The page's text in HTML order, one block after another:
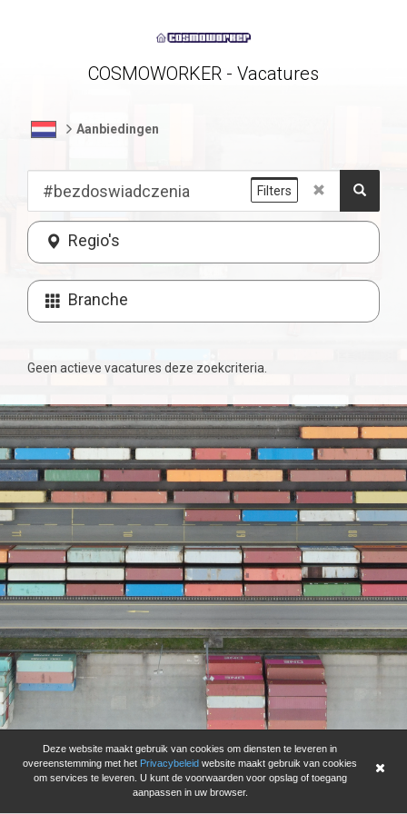
Deze website maakt gebruik van cookies om diensten te leveren in
overeenstemming met het Privacybeleid website maakt gebruik van cookies
om services te leveren. U kunt de voorwaarden voor opslag of toegang
aanpassen in uw browser.
COSMOWORKER - Vacatures
Aanbiedingen
Regio's
Branche
Filters
Geen actieve vacatures deze zoekcriteria.